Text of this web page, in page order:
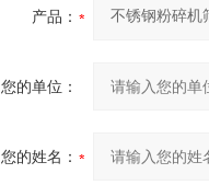
产品：
您的单位：
您的姓名：